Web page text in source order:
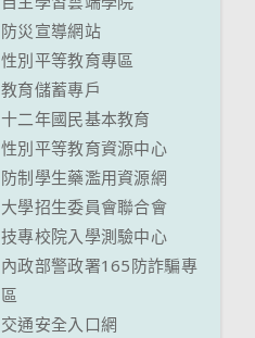
防災宣導網站
性別平等教育專區
教育儲蓄專戶
十二年國民基本教育
性別平等教育資源中心
防制學生藥濫用資源網
大學招生委員會聯合會
技專校院入學測驗中心
內政部警政署165防詐騙專
區
交通安全入口網